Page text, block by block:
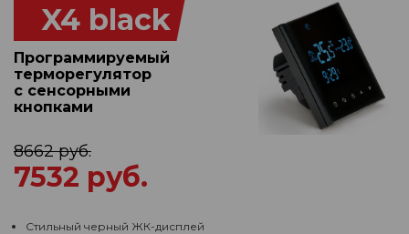
X4 black
Программируемый
терморегулятор
с сенсорными
кнопками
8662 руб.
7532 руб.
Стильный черный ЖК-дисплей